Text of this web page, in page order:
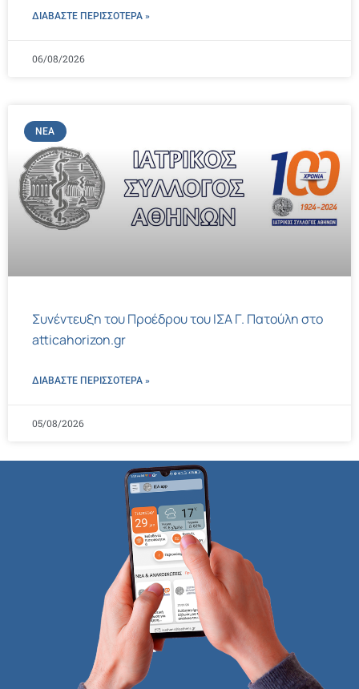
ΔΙΑΒΑΣΤΕ ΠΕΡΙΣΣΌΤΕΡΑ »
06/08/2026
ΝΈΑ
Συνέντευξη του Προέδρου του ΙΣΑ Γ. Πατούλη στο
atticahorizon.gr
ΔΙΑΒΑΣΤΕ ΠΕΡΙΣΣΌΤΕΡΑ »
05/08/2026